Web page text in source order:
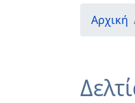
Αρχική